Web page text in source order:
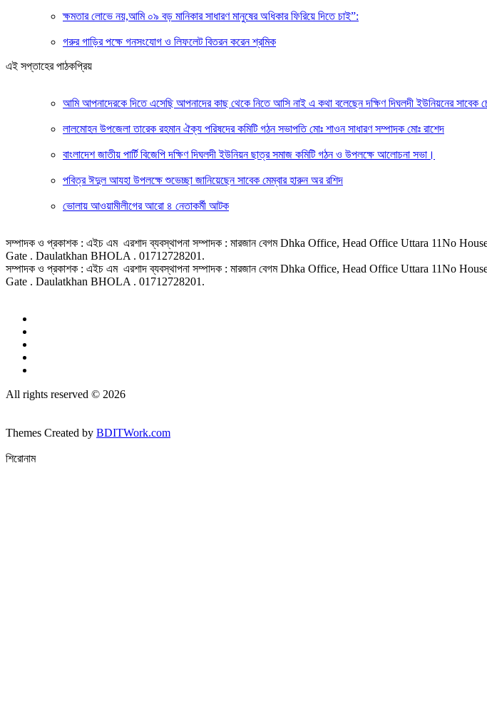
ক্ষমতার লোভে নয়,আমি ০৯ বড় মানিকার সাধারণ মানুষের অধিকার ফিরিয়ে দিতে চাই”:
গরুর গাড়ির পক্ষে গনসংযোগ ও লিফলেট বিতরন করেন শ্রমিক
এই সপ্তাহের পাঠকপ্রিয়
আমি আপনাদেরকে দিতে এসেছি আপনাদের কাছ থেকে নিতে আসি নাই এ কথা বলেছেন দক্ষিণ দিঘলদী ইউনিয়নের সাবেক
লালমোহন উপজেলা তারেক রহমান ঐক্য পরিষদের কমিটি গঠন সভাপতি মোঃ শাওন সাধারণ সম্পাদক মোঃ রাশেদ
বাংলাদেশ জাতীয় পার্টি বিজেপি দক্ষিণ দিঘলদী ইউনিয়ন ছাত্র সমাজ কমিটি গঠন ও উপলক্ষে আলোচনা সভা।
পবিত্র ঈদুল আযহা উপলক্ষে শুভেচ্ছা জানিয়েছেন সাবেক মেম্বার হারুন অর রশিদ
ভোলায় আওয়ামীলীগের আরো ৪ নেতাকর্মী আটক
সম্পাদক ও প্রকাশক : এইচ এম এরশাদ ব্যবস্থাপনা সম্পাদক : মারজান বেগম Dhka Office, Head Office Uttara
Gate . Daulatkhan BHOLA . 01712728201.
সম্পাদক ও প্রকাশক : এইচ এম এরশাদ ব্যবস্থাপনা সম্পাদক : মারজান বেগম Dhka Office, Head Office Uttara
Gate . Daulatkhan BHOLA . 01712728201.
All rights reserved © 2026
Themes Created by BDITWork.com
শিরোনাম